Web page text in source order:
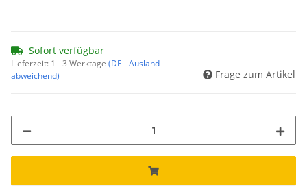
Sofort verfügbar
Lieferzeit: 1 - 3 Werktage (DE - Ausland
abweichend)
Frage zum Artikel